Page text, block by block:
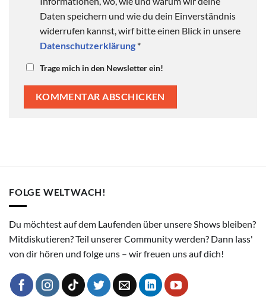
Daten speichern und wie du dein Einverständnis
widerrufen kannst, wirf bitte einen Blick in unsere
Datenschutzerklärung *
Trage mich in den Newsletter ein!
FOLGE WELTWACH!
Du möchtest auf dem Laufenden über unsere Shows bleiben?
Mitdiskutieren? Teil unserer Community werden? Dann lass'
von dir hören und folge uns – wir freuen uns auf dich!